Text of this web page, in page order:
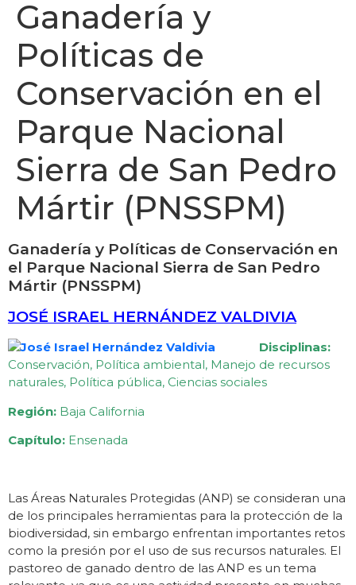
Ganadería y
Políticas de
Conservación en el
Parque Nacional
Sierra de San Pedro
Mártir (PNSSPM)
Ganadería y Políticas de Conservación en
el Parque Nacional Sierra de San Pedro
Mártir (PNSSPM)
JOSÉ ISRAEL HERNÁNDEZ VALDIVIA
Disciplinas:
Conservación, Política ambiental, Manejo de recursos
naturales, Política pública, Ciencias sociales
Región: Baja California
Capítulo: Ensenada
Las Áreas Naturales Protegidas (ANP) se consideran una
de los principales herramientas para la protección de la
biodiversidad, sin embargo enfrentan importantes retos
como la presión por el uso de sus recursos naturales. El
pastoreo de ganado dentro de las ANP es un tema